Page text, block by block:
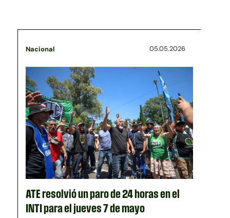
Nacional 05.05.2026
ATE resolvió un paro de 24 horas en el
INTI para el jueves 7 de mayo